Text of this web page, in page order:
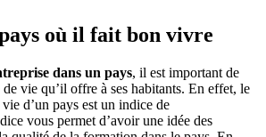
où il fait bon vivre
dans un pays, il est important de
de vie qu’il offre à ses habitants. En effet, le
d’un pays est un indice de
vous permet d’avoir une idée des